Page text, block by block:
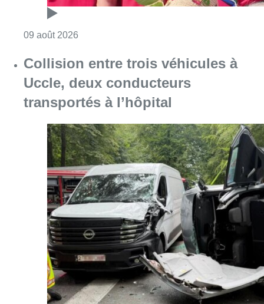
09 août 2026
Collision entre trois véhicules à
Uccle, deux conducteurs
transportés à l’hôpital